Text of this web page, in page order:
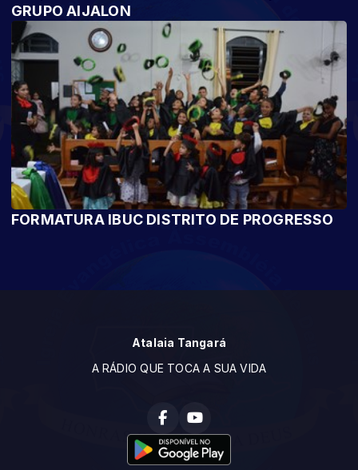
GRUPO AIJALON
FORMATURA IBUC DISTRITO DE PROGRESSO
Atalaia Tangará
A RÁDIO QUE TOCA A SUA VIDA